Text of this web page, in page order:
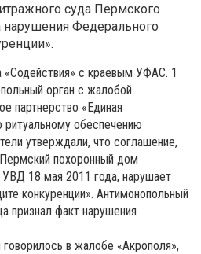
суда Пермского
нарушения Федерального
«Содействия» с краевым УФАС. 1
орган с жалобой
партнерство «Единая
обеспечению
утверждали, что соглашение,
похоронный дом
18 мая 2011 года, нарушает
конкуренции». Антимонопольный
признал факт нарушения
в жалобе «Акрополя»,